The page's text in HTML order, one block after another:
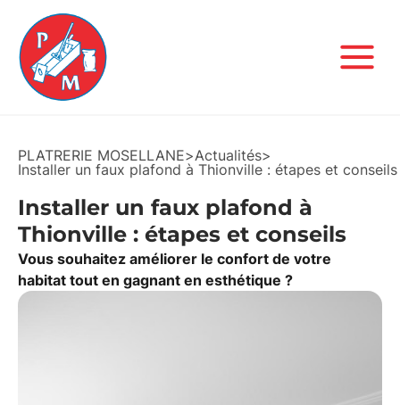
PLATRERIE MOSELLANE>Actualités>
Installer un faux plafond à Thionville : étapes et conseils
Installer un faux plafond à
Thionville : étapes et conseils
Vous souhaitez améliorer le confort de votre
habitat tout en gagnant en esthétique ?